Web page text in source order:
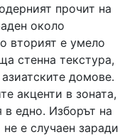
прочит на
около
вторият е умело
стенна текстура,
домове.
акценти в зоната,
едно. Изборът на
е случаен заради